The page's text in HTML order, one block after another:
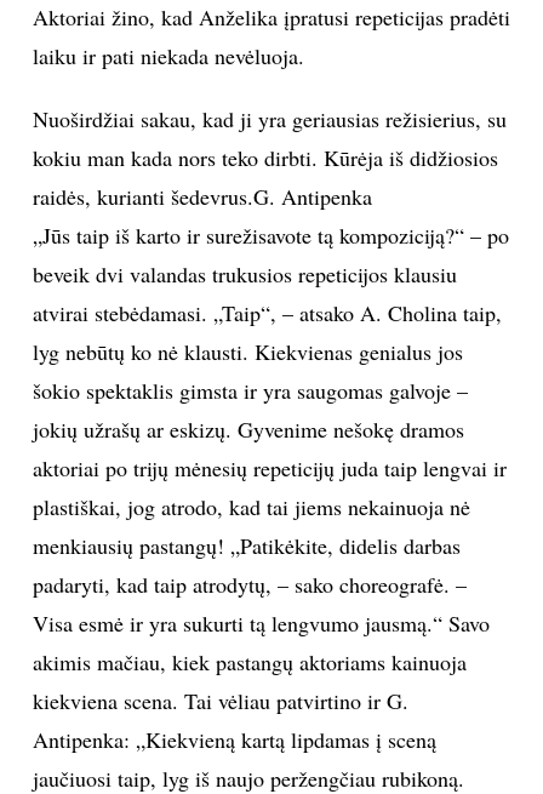
Aktoriai žino, kad Anželika įpratusi repeticijas pradėti
laiku ir pati niekada nevėluoja.
Nuoširdžiai sakau, kad ji yra geriausias režisierius, su
kokiu man kada nors teko dirbti. Kūrėja iš didžiosios
raidės, kurianti šedevrus.G. Antipenka
„Jūs taip iš karto ir surežisavote tą kompoziciją?“ – po
beveik dvi valandas trukusios repeticijos klausiu
atvirai stebėdamasi. „Taip“, – atsako A. Cholina taip,
lyg nebūtų ko nė klausti. Kiekvienas genialus jos
šokio spektaklis gimsta ir yra saugomas galvoje –
jokių užrašų ar eskizų. Gyvenime nešokę dramos
aktoriai po trijų mėnesių repeticijų juda taip lengvai ir
plastiškai, jog atrodo, kad tai jiems nekainuoja nė
menkiausių pastangų! „Patikėkite, didelis darbas
padaryti, kad taip atrodytų, – sako choreografė. –
Visa esmė ir yra sukurti tą lengvumo jausmą.“ Savo
akimis mačiau, kiek pastangų aktoriams kainuoja
kiekviena scena. Tai vėliau patvirtino ir G.
Antipenka: „Kiekvieną kartą lipdamas į sceną
jaučiuosi taip, lyg iš naujo peržengčiau rubikoną.